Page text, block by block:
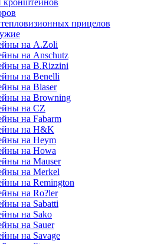
кронштейнов
прицелов
на A.Zoli
на Anschutz
на B.Rizzini
на Benelli
на Blaser
на Browning
на CZ
на Fabarm
на H&K
на Heym
на Howa
на Mauser
на Merkel
на Remington
на Ro?ler
на Sabatti
на Sako
на Sauer
на Savage